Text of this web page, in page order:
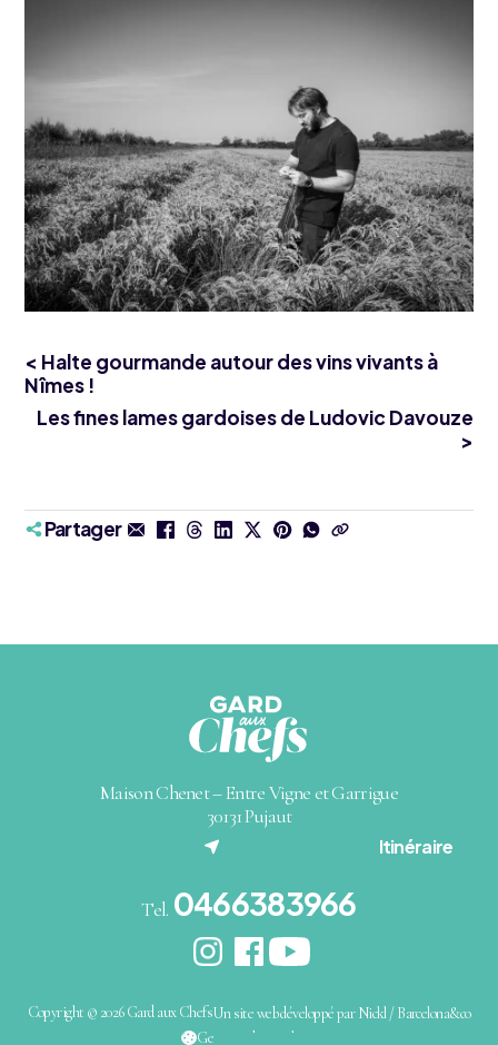
< Halte gourmande autour des vins vivants à
Nîmes !
Les fines lames gardoises de Ludovic Davouze
>
Partager
Maison Chenet – Entre Vigne et Garrigue
30131 Pujaut
Itinéraire
Tel. 0466383966
Copyright © 2026 Gard aux ChefsUn site web développé par Nickl / Barcelona&co
(nouvel onglet)
Gestion des cookies